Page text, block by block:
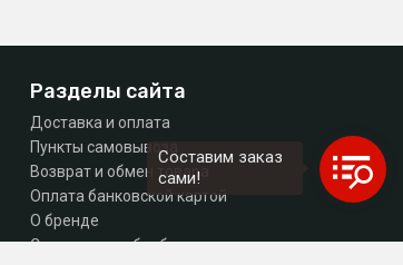
Разделы сайта
Доставка и оплата
Пункты самовывоза
Возврат и обмен товара
Оплата банковской картой
О бренде
Согласие на обработку персональных данных
Составим заказ
сами!